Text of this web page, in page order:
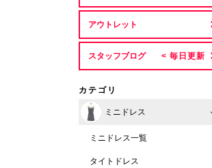
アウトレット
スタッフブログ
カテゴリ
ミニドレス
ミニドレス一覧
タイトドレス